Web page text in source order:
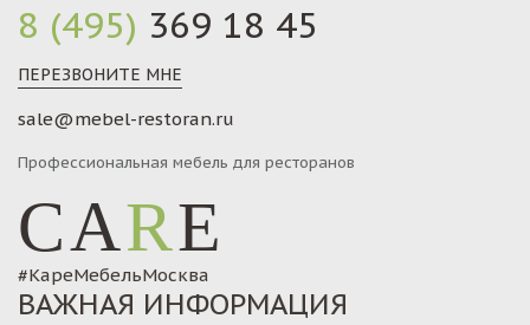
8 (495) 369 18 45
ПЕРЕЗВОНИТЕ МНЕ
sale@mebel-restoran.ru
Профессиональная мебель для ресторанов
CARE
#КареМебельМосква
ВАЖНАЯ ИНФОРМАЦИЯ